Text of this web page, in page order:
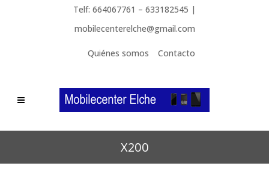
Telf: 664067761 – 633182545 |
mobilecenterelche@gmail.com
Quiénes somos Contacto
X200